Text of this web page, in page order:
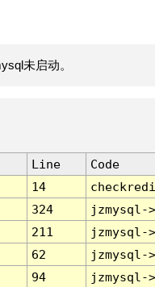
未启动。
Line
Code
14
324
jzmysql-
211
62
jzmysql-
94
jzmysql-